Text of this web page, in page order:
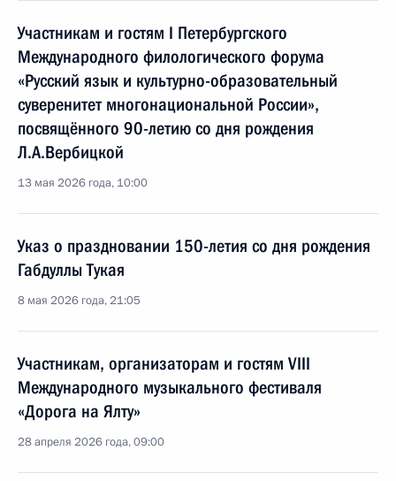
Участникам и гостям I Петербургского
Международного филологического форума
«Русский язык и культурно-образовательный
суверенитет многонациональной России»,
посвящённого 90-летию со дня рождения
Л.А.Вербицкой
13 мая 2026 года, 10:00
Указ о праздновании 150-летия со дня рождения
Габдуллы Тукая
8 мая 2026 года, 21:05
Участникам, организаторам и гостям VIII
Международного музыкального фестиваля
«Дорога на Ялту»
28 апреля 2026 года, 09:00